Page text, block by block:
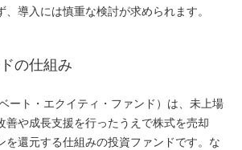
導入には慎重な検討が求められます。
の仕組み
ート・エクイティ・ファンド）は、未上場
善や成長支援を行ったうえで株式を売却
を還元する仕組みの投資ファンドです。な